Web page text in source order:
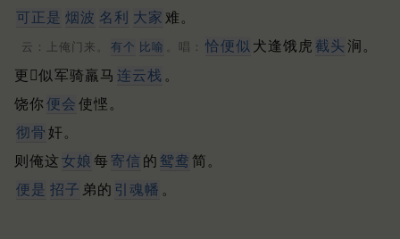
可正是 烟波 名利 大家 难。
云：上俺门来。 有个 比喻 。唱： 恰便似 犬逢饿虎 截头 涧。
更𡽗似军骑羸马 连云栈 。
饶你便会 使悭。
彻骨 奸。
则俺这 女娘 每 寄信 的 鸳鸯 简。
便是 招子 弟的 引魂幡 。